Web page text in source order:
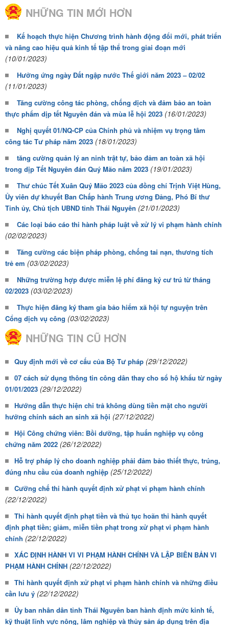
NHỮNG TIN MỚI HƠN
Kế hoạch thực hiện Chương trình hành động đổi mới, phát triển
và nâng cao hiệu quả kinh tế tập thể trong giai đoạn mới
(10/01/2023)
Hưởng ứng ngày Đất ngập nước Thế giới năm 2023 – 02/02
(11/01/2023)
Tăng cường công tác phòng, chống dịch và đảm bảo an toàn
thực phẩm dịp tết Nguyên đán và mùa lễ hội 2023 (16/01/2023)
Nghị quyết 01/NQ-CP của Chính phủ và nhiệm vụ trọng tâm
công tác Tư pháp năm 2023 (18/01/2023)
tăng cường quản lý an ninh trật tự, bảo đảm an toàn xã hội
trong dịp Tết Nguyên đán Quý Mão năm 2023 (19/01/2023)
Thư chúc Tết Xuân Quý Mão 2023 của đồng chí Trịnh Việt Hùng,
Ủy viên dự khuyết Ban Chấp hành Trung ương Đảng, Phó Bí thư
Tỉnh ủy, Chủ tịch UBND tỉnh Thái Nguyên (21/01/2023)
Các loại báo cáo thi hành pháp luật về xử lý vi phạm hành chính
(02/02/2023)
Tăng cường các biện pháp phòng, chống tai nạn, thương tích
trẻ em (03/02/2023)
Những trường hợp được miễn lệ phí đăng ký cư trú từ tháng
02/2023 (03/02/2023)
Thực hiện đăng ký tham gia bảo hiểm xã hội tự nguyện trên
Cổng dịch vụ công (03/02/2023)
NHỮNG TIN CŨ HƠN
Quy định mới về cơ cấu của Bộ Tư pháp (29/12/2022)
07 cách sử dụng thông tin công dân thay cho sổ hộ khẩu từ ngày
01/01/2023 (29/12/2022)
Hướng dẫn thực hiện chi trả không dùng tiền mặt cho người
hưởng chính sách an sinh xã hội (27/12/2022)
Hội Công chứng viên: Bồi dưỡng, tập huấn nghiệp vụ công
chứng năm 2022 (26/12/2022)
Hỗ trợ pháp lý cho doanh nghiệp phải đảm bảo thiết thực, trúng,
đúng nhu cầu của doanh nghiệp (25/12/2022)
Cưỡng chế thi hành quyết định xử phạt vi phạm hành chính
(22/12/2022)
Thi hành quyết định phạt tiền và thủ tục hoãn thi hành quyết
định phạt tiền; giảm, miễn tiền phạt trong xử phạt vi phạm hành
chính (22/12/2022)
XÁC ĐỊNH HÀNH VI VI PHẠM HÀNH CHÍNH VÀ LẬP BIÊN BẢN VI
PHẠM HÀNH CHÍNH (22/12/2022)
Thi hành quyết định xử phạt vi phạm hành chính và những điều
cần lưu ý (22/12/2022)
Ủy ban nhân dân tỉnh Thái Nguyên ban hành định mức kinh tế,
kỹ thuật lĩnh vực nông, lâm nghiệp và thủy sản áp dụng trên địa